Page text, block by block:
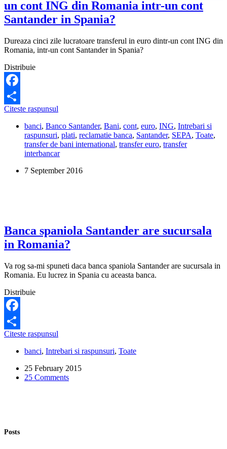
de
banca
Santander?
un cont ING din Romania intr-un cont
Santander in Spania?
Dureaza cinci zile lucratoare transferul in euro dintr-un cont ING din
Romania, intr-un cont Santander in Spania?
Distribuie
Facebook
Share
Citeste raspunsul
dureaza
transferul
in
euro
un
un
cont
Santander
Spania?
banci, Banco Santander, Bani, cont, euro, ING, Intrebari si
raspunsuri, plati, reclamatie banca, Santander, SEPA, Toate,
transfer de bani international, transfer euro, transfer
interbancar
7 September 2016
Banca spaniola Santander are sucursala
in Romania?
Va rog sa-mi spuneti daca banca spaniola Santander are sucursala in
Romania. Eu lucrez in Spania cu aceasta banca.
Distribuie
Facebook
Share
Citeste raspunsul
Santander
sucursala
in
banci, Intrebari si raspunsuri, Toate
25 February 2015
25 Comments
Posts